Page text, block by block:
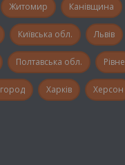
Житомир Канівщина
Київська обл. Львів
Полтавська обл. Рівне
Харків Херсон